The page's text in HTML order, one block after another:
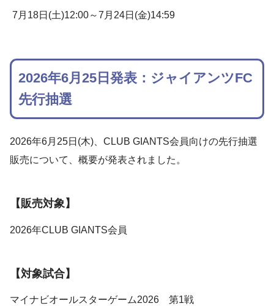
7月18日(土)12:00～7月24日(金)14:59
2026年6月25日発表：ジャイアンツFC
先行抽選
2026年6月25日(木)、CLUB GIANTS会員向けの先行抽選
販売について、概要が発表されました。
【販売対象】
2026年CLUB GIANTS会員
【対象試合】
マイナビオールスターゲーム2026 第1戦